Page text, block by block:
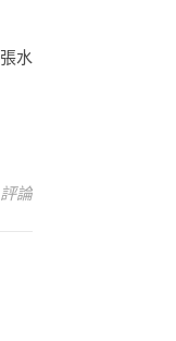
水
論